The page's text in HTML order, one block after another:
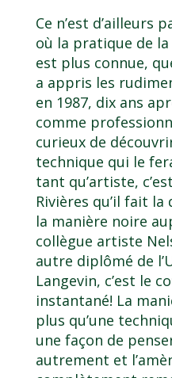
Ce n’est d’ailleurs
où la pratique de
est plus connue,
a appris les
en 1987, dix ans
comme
curieux de
technique qui le
tant qu’artiste,
Rivières qu’il fait la
la manière noire
collègue artiste
autre diplômé de
Langevin, c’est le
instantané! La
plus qu’une
une façon de
autrement et